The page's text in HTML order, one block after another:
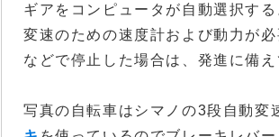
ギアをコンピュータが自動選択する
変速のための速度計および動力が
などで停止した場合は、発進に備
写真の自転車はシマノの3段自動変